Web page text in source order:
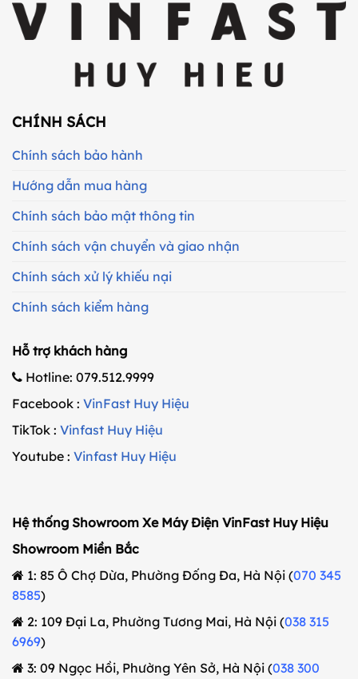
CHÍNH SÁCH
Chính sách bảo hành
Hướng dẫn mua hàng
Chính sách bảo mật thông tin
Chính sách vận chuyển và giao nhận
Chính sách xử lý khiếu nại
Chính sách kiểm hàng
Hỗ trợ khách hàng
Hotline: 079.512.9999
Facebook : VinFast Huy Hiệu
TikTok : Vinfast Huy Hiệu
Youtube : Vinfast Huy Hiệu
Hệ thống Showroom Xe Máy Điện VinFast Huy Hiệu
Showroom Miền Bắc
1: 85 Ô Chợ Dừa, Phường Đống Đa, Hà Nội (070 345
8585)
2: 109 Đại La, Phường Tương Mai, Hà Nội (038 315
6969)
3: 09 Ngọc Hồi, Phường Yên Sở, Hà Nội (038 300